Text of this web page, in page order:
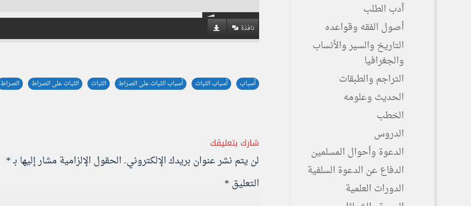
نافذة
أسباب أسباب الثبات أسباب الثبات على الصراط الثبات الثبات على الصراط الصراط
شارك بتعليقك
لن يتم نشر عنوان بريدك الإلكتروني. الحقول الإلزامية مشار إليها بـ*
التعليق *
أدب الطلب
أصول الفقه وقواعده
التاريخ والسير والأنساب
والجغرافيا
التراجم والطبقات
الحديث وعلومه
الخطب
الدروس
الدعوة وأحوال المسلمين
الدفاع عن الدعوة السلفية
الدورات العلمية